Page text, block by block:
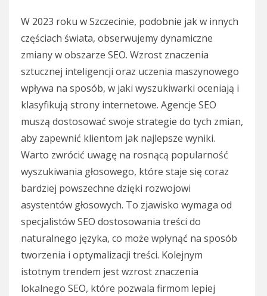
W 2023 roku w Szczecinie, podobnie jak w innych
częściach świata, obserwujemy dynamiczne
zmiany w obszarze SEO. Wzrost znaczenia
sztucznej inteligencji oraz uczenia maszynowego
wpływa na sposób, w jaki wyszukiwarki oceniają i
klasyfikują strony internetowe. Agencje SEO
muszą dostosować swoje strategie do tych zmian,
aby zapewnić klientom jak najlepsze wyniki.
Warto zwrócić uwagę na rosnącą popularność
wyszukiwania głosowego, które staje się coraz
bardziej powszechne dzięki rozwojowi
asystentów głosowych. To zjawisko wymaga od
specjalistów SEO dostosowania treści do
naturalnego języka, co może wpłynąć na sposób
tworzenia i optymalizacji treści. Kolejnym
istotnym trendem jest wzrost znaczenia
lokalnego SEO, które pozwala firmom lepiej